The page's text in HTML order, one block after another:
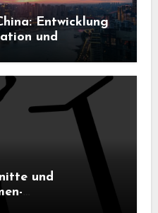
Entwicklung
und
und